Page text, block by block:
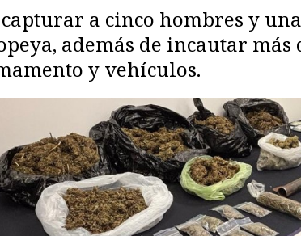
a cinco hombres y
además de incautar más
y vehículos.